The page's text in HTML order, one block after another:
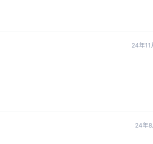
24年11
24年8